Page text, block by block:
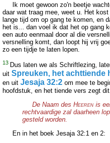
Ik moet gewoon zo'n beetje
daar wat traag mee, weet u. Het
lange tijd om op gang te komen, en
het is... dan voel ik dat het op gang
een auto eenmaal door al die
versnelling komt, dan loopt hij vrij
zo een tijdje te laten lopen.
13 Dus laten we als Schriftlezing,
uit Spreuken, het achttiende
en uit Jesaja 32:2 om mee te
hoofdstuk, en het tiende vers zegt dit.
De Naam des HEEREN is
rechtvaardige zal daarheen
gesteld worden.
En in het boek Jesaja 32:1 en 2: